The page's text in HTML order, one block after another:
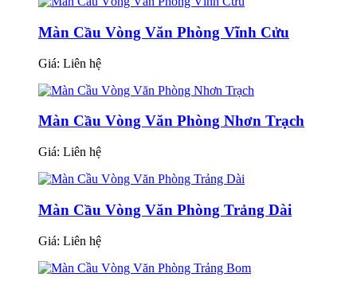
Màn Cầu Vòng Văn Phòng Vĩnh Cửu
Giá: Liên hệ
Màn Cầu Vòng Văn Phòng Nhơn Trạch
Giá: Liên hệ
Màn Cầu Vòng Văn Phòng Trảng Dài
Giá: Liên hệ